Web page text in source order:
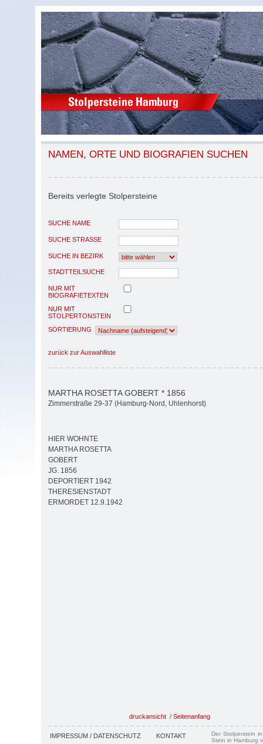
NAMEN, ORTE UND BIOGRAFIEN SUCHEN
Bereits verlegte Stolpersteine
SUCHE NAME
SUCHE STRASSE
SUCHE IN BEZIRK
STADTTEILSUCHE
NUR MIT
BIOGRAFIETEXTEN
NUR MIT
STOLPERTONSTEIN
SORTIERUNG
zurück zur Auswahlliste
MARTHA ROSETTA GOBERT * 1856
Zimmerstraße 29-37 (Hamburg-Nord, Uhlenhorst)
HIER WOHNTE
MARTHA ROSETTA
GOBERT
JG. 1856
DEPORTIERT 1942
THERESIENSTADT
ERMORDET 12.9.1942
druckansicht / Seitenanfang
IMPRESSUM / DATENSCHUTZ KONTAKT
Der Stolperstein
Stein in Hamburg